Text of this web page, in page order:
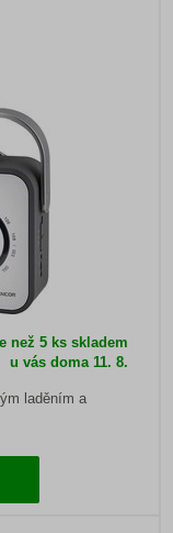
než 5 ks skladem
u vás doma11. 8.
laděním a